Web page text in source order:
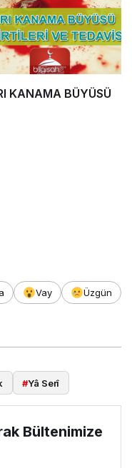
KANAMA BÜYÜSÜ
Vay
Üzgün
#Yâ Serî
Bültenimize